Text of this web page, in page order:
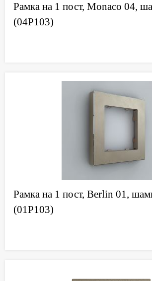
Рамка на 1 пост, Monaco 04,
(04P103)
Рамка на 1 пост, Berlin 01,
(01P103)